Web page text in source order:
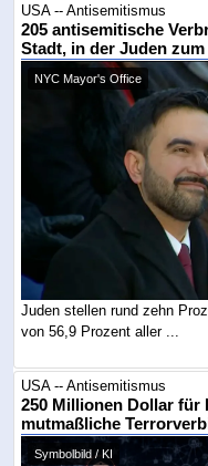
USA -- Antisemitismus
205 antisemitische
Stadt, in der Juden
NYC Mayor's Office
Juden stellen rund zehn
von 56,9 Prozent aller ...
USA -- Antisemitismus
250 Millionen Dollar für
mutmaßliche
Symbolbild / KI